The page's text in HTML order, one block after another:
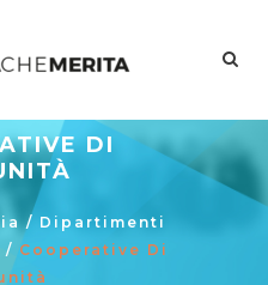
DI
/ Dipartimenti
/ Cooperative Di